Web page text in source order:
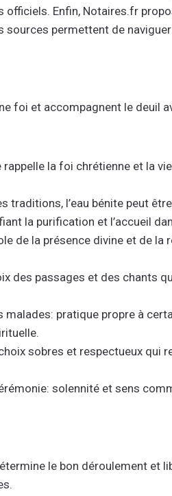
Enfin, Notaires.fr
permettent de
foi et accompagnent le deuil
la foi chrétienne et la
traditions, l’eau bénite peut
la purification et l’accueil
de la présence divine et de la
des passages et des chants
malades: pratique propre à
sobres et respectueux qui
solennité et sens
le bon déroulement et